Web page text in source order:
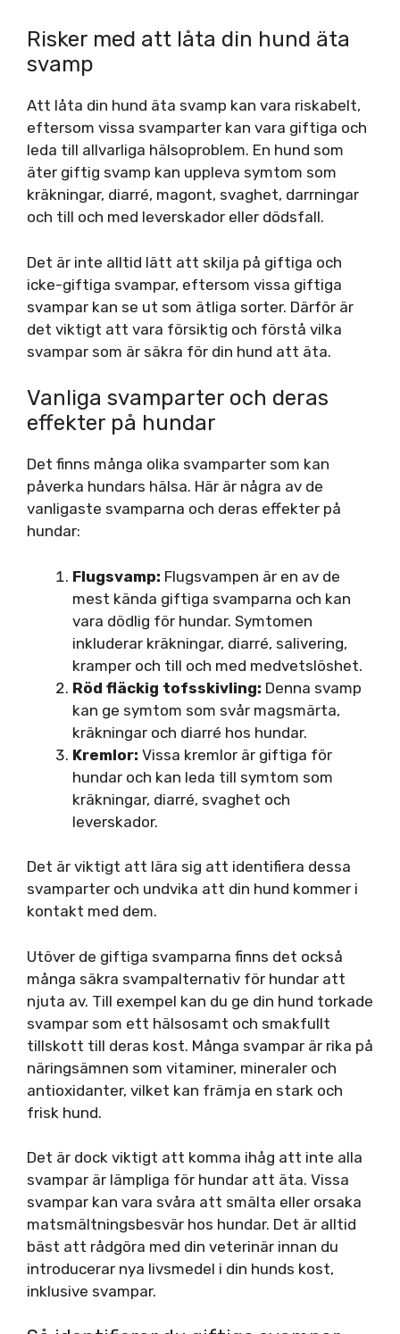
Risker med att låta din hund äta
svamp
Att låta din hund äta svamp kan vara riskabelt,
eftersom vissa svamparter kan vara giftiga och
leda till allvarliga hälsoproblem. En hund som
äter giftig svamp kan uppleva symtom som
kräkningar, diarré, magont, svaghet, darrningar
och till och med leverskador eller dödsfall.
Det är inte alltid lätt att skilja på giftiga och
icke-giftiga svampar, eftersom vissa giftiga
svampar kan se ut som ätliga sorter. Därför är
det viktigt att vara försiktig och förstå vilka
svampar som är säkra för din hund att äta.
Vanliga svamparter och deras
effekter på hundar
Det finns många olika svamparter som kan
påverka hundars hälsa. Här är några av de
vanligaste svamparna och deras effekter på
hundar:
Flugsvamp: Flugsvampen är en av de
mest kända giftiga svamparna och kan
vara dödlig för hundar. Symtomen
inkluderar kräkningar, diarré, salivering,
kramper och till och med medvetslöshet.
Röd fläckig tofsskivling: Denna svamp
kan ge symtom som svår magsmärta,
kräkningar och diarré hos hundar.
Kremlor: Vissa kremlor är giftiga för
hundar och kan leda till symtom som
kräkningar, diarré, svaghet och
leverskador.
Det är viktigt att lära sig att identifiera dessa
svamparter och undvika att din hund kommer i
kontakt med dem.
Utöver de giftiga svamparna finns det också
många säkra svampalternativ för hundar att
njuta av. Till exempel kan du ge din hund torkade
svampar som ett hälsosamt och smakfullt
tillskott till deras kost. Många svampar är rika på
näringsämnen som vitaminer, mineraler och
antioxidanter, vilket kan främja en stark och
frisk hund.
Det är dock viktigt att komma ihåg att inte alla
svampar är lämpliga för hundar att äta. Vissa
svampar kan vara svåra att smälta eller orsaka
matsmältningsbesvär hos hundar. Det är alltid
bäst att rådgöra med din veterinär innan du
introducerar nya livsmedel i din hunds kost,
inklusive svampar.